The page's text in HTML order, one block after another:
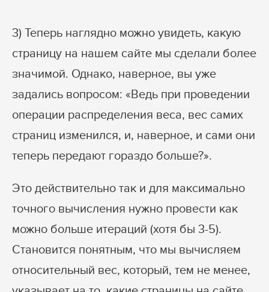
3) Теперь наглядно можно увидеть, какую
страницу на нашем сайте мы сделали более
значимой. Однако, наверное, вы уже
задались вопросом: «Ведь при проведении
операции распределения веса, вес самих
страниц изменился, и, наверное, и сами они
теперь передают гораздо больше?».
Это действительно так и для максимально
точного вычисления нужно провести как
можно больше итераций (хотя бы 3-5).
Становится понятным, что мы вычисляем
относительный вес, который, тем не менее,